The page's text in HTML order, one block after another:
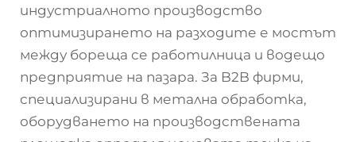
индустриалното производство
оптимизирането на разходите е мостът
между бореща се работилница и водещо
предприятие на пазара. За B2B фирми,
специализирани в метална обработка,
оборудването на производствената